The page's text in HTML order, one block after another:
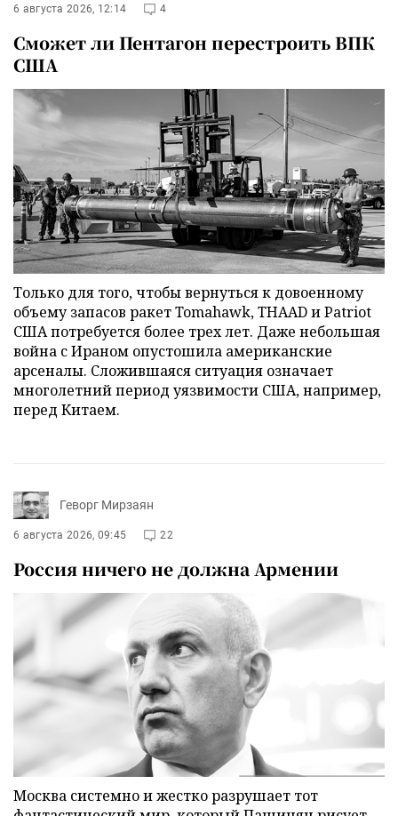
6 августа 2026, 12:14 4
Сможет ли Пентагон перестроить ВПК
США
Только для того, чтобы вернуться к довоенному
объему запасов ракет Tomahawk, THAAD и Patriot
США потребуется более трех лет. Даже небольшая
война с Ираном опустошила американские
арсеналы. Сложившаяся ситуация означает
многолетний период уязвимости США, например,
перед Китаем.
Геворг Мирзаян
6 августа 2026, 09:45 22
Россия ничего не должна Армении
Москва системно и жестко разрушает тот